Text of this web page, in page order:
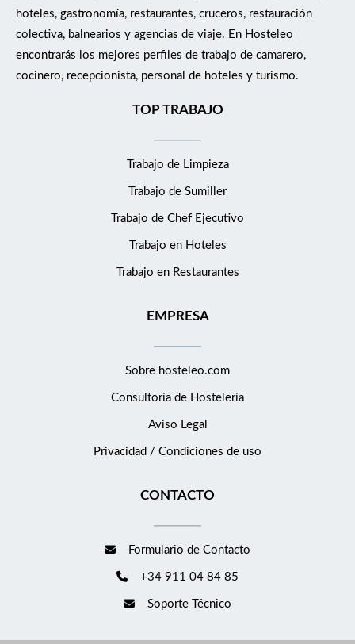
hoteles, gastronomía, restaurantes, cruceros, restauración
colectiva, balnearios y agencias de viaje. En Hosteleo
encontrarás los mejores perfiles de trabajo de camarero,
cocinero, recepcionista, personal de hoteles y turismo.
TOP TRABAJO
Trabajo de Limpieza
Trabajo de Sumiller
Trabajo de Chef Ejecutivo
Trabajo en Hoteles
Trabajo en Restaurantes
EMPRESA
Sobre hosteleo.com
Consultoría de Hostelería
Aviso Legal
Privacidad / Condiciones de uso
CONTACTO
Formulario de Contacto
+34 911 04 84 85
Soporte Técnico